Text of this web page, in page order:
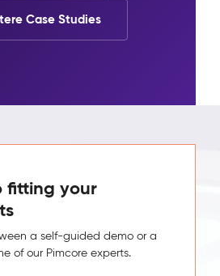
Case Studies
fitting your
a self-guided demo or a
of our Pimcore experts.